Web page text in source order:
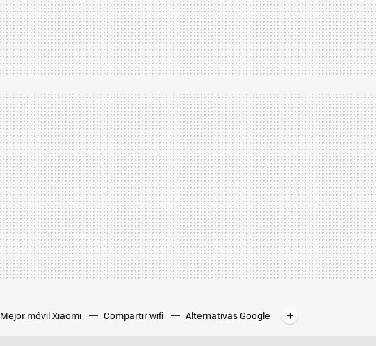
Mejor móvil Xiaomi Compartir wifi
Alternativas Google